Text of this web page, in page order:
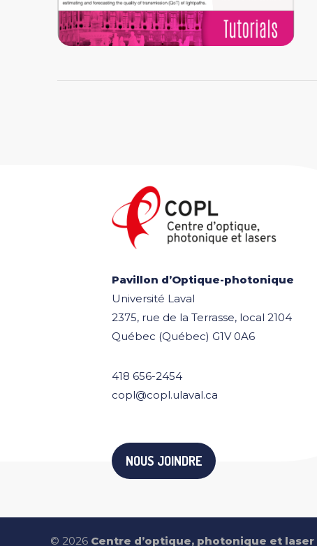
Pavillon d’Optique-photonique
Université Laval
2375, rue de la Terrasse, local 2104
Québec (Québec) G1V 0A6
418 656-2454
copl@copl.ulaval.ca
NOUS JOINDRE
© 2026 Centre d’optique, photonique et laser